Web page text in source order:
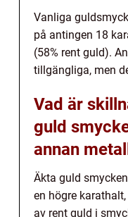
Vanliga
på antingen 18
(58% rent guld).
tillgängliga, men
Vad är
guld
annan
Äkta guld
en högre
av rent guld i